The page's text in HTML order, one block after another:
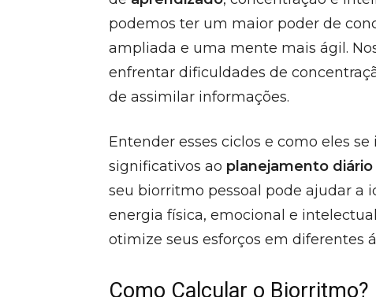
podemos ter um maior poder de
ampliada e uma mente mais ágil.
enfrentar dificuldades de
de assimilar informações.
Entender esses ciclos e como eles
significativos ao planejamento diário
seu biorritmo pessoal pode ajudar a
energia física, emocional e
otimize seus esforços em diferentes
Como Calcular o Biorritmo?